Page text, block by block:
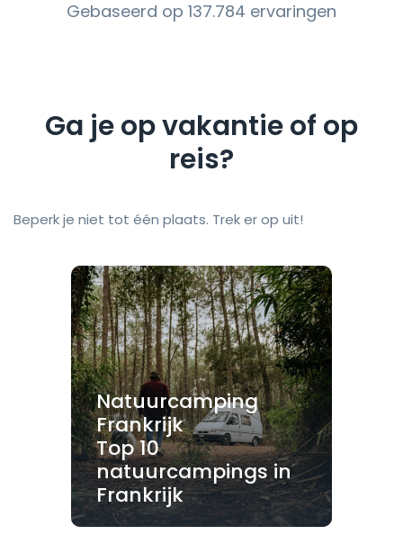
Gebaseerd op 137.784 ervaringen
Ga je op vakantie of op
reis?
Beperk je niet tot één plaats. Trek er op uit!
Natuurcamping
Frankrijk
Top 10
natuurcampings in
Frankrijk